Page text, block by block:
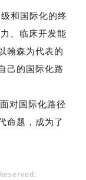
和国际化的终
、临床开发能
翰森为代表的
己的国际化路
对国际化路径
命题，成为了